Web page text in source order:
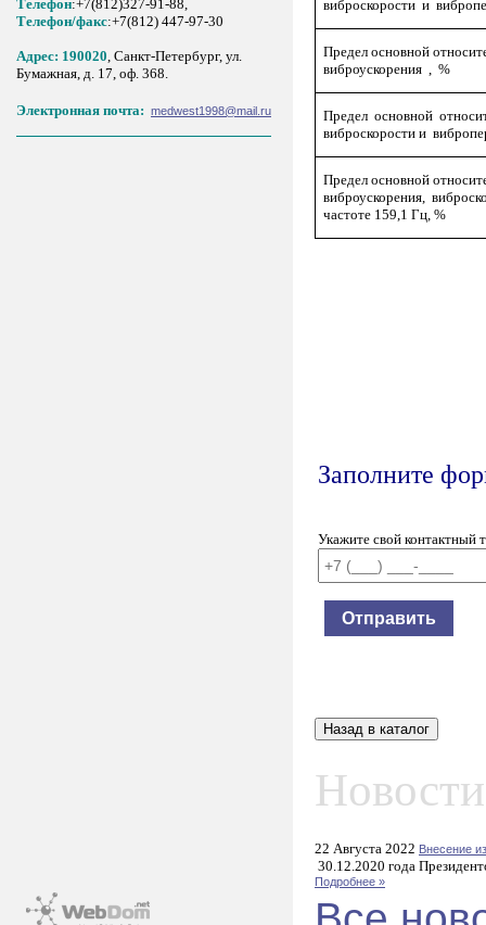
Телефон:+7(812)327-91-88,
Tелефон/факс:+7(812) 447-97-30
Адрес: 190020, Санкт-Петербург, ул.
Бумажная, д. 17, оф. 368.
Электронная почта: medwest1998@mail.ru
виброскорости и
Предел основной
виброускорения , %
Предел основной
виброскорости и
Предел основной
виброускорения,
частоте 159,1 Гц, %
Заполните
Укажите свой контактный
22 Августа 2022 Внесение
30.12.2020 года
Подробнее »